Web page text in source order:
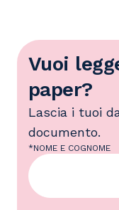
Vuoi
paper?
Lascia i tuoi
documento.
*NOME E COGNOME